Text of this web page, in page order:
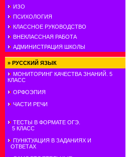
ИЗО
ПСИХОЛОГИЯ
КЛАССНОЕ РУКОВОДСТВО
ВНЕКЛАССНАЯ РАБОТА
АДМИНИСТРАЦИЯ ШКОЛЫ
» РУССКИЙ ЯЗЫК
МОНИТОРИНГ КАЧЕСТВА ЗНАНИЙ. 5
КЛАСС
ОРФОЭПИЯ
ЧАСТИ РЕЧИ
ТЕСТЫ В ФОРМАТЕ ОГЭ.
5 КЛАСС
ПУНКТУАЦИЯ В ЗАДАНИЯХ И
ОТВЕТАХ